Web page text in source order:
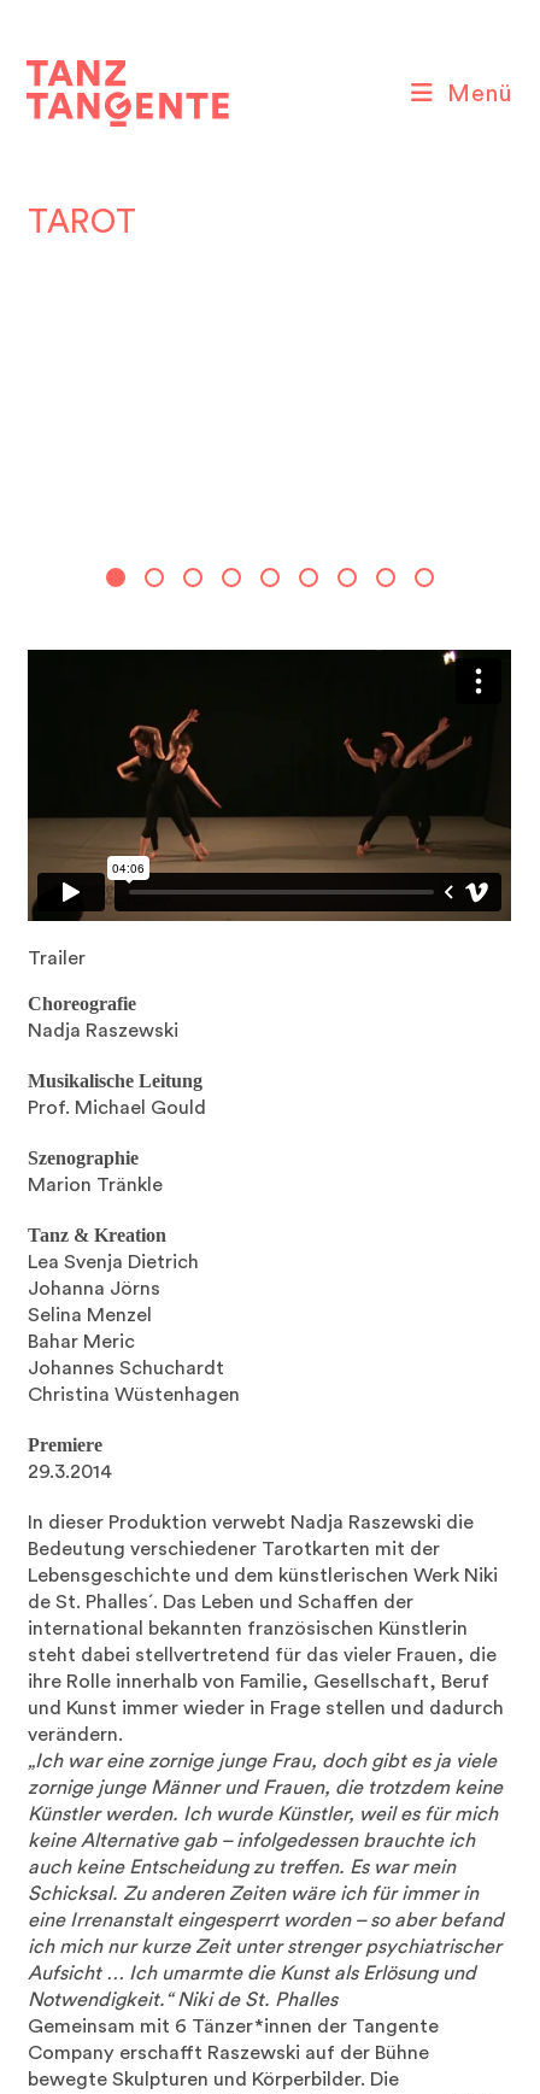
Menü
TAROT
Trailer
Choreografie
Nadja Raszewski
Musikalische Leitung
Prof. Michael Gould
Szenographie
Marion Tränkle
Tanz & Kreation
Lea Svenja Dietrich
Johanna Jörns
Selina Menzel
Bahar Meric
Johannes Schuchardt
Christina Wüstenhagen
Premiere
29.3.2014
In dieser Produktion verwebt Nadja Raszewski die
Bedeutung verschiedener Tarotkarten mit der
Lebensgeschichte und dem künstlerischen Werk Niki
de St. Phalles´. Das Leben und Schaffen der
international bekannten französischen Künstlerin
steht dabei stellvertretend für das vieler Frauen, die
ihre Rolle innerhalb von Familie, Gesellschaft, Beruf
und Kunst immer wieder in Frage stellen und dadurch
verändern.
„Ich war eine zornige junge Frau, doch gibt es ja viele
zornige junge Männer und Frauen, die trotzdem keine
Künstler werden. Ich wurde Künstler, weil es für mich
keine Alternative gab – infolgedessen brauchte ich
auch keine Entscheidung zu treffen. Es war mein
Schicksal. Zu anderen Zeiten wäre ich für immer in
eine Irrenanstalt eingesperrt worden – so aber befand
ich mich nur kurze Zeit unter strenger psychiatrischer
Aufsicht … Ich umarmte die Kunst als Erlösung und
Notwendigkeit.“ Niki de St. Phalles
Gemeinsam mit 6 Tänzer*innen der Tangente
Company erschafft Raszewski auf der Bühne
bewegte Skulpturen und Körperbilder. Die